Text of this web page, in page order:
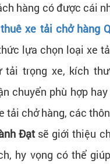
hàng có được cái
xe tải chở hàng
lựa chọn loại xe
tải trọng xe, kích
chuyển phù hợp
tải chở hàng, các
Đạtsẽ giới thiệu
hy vọng có thể